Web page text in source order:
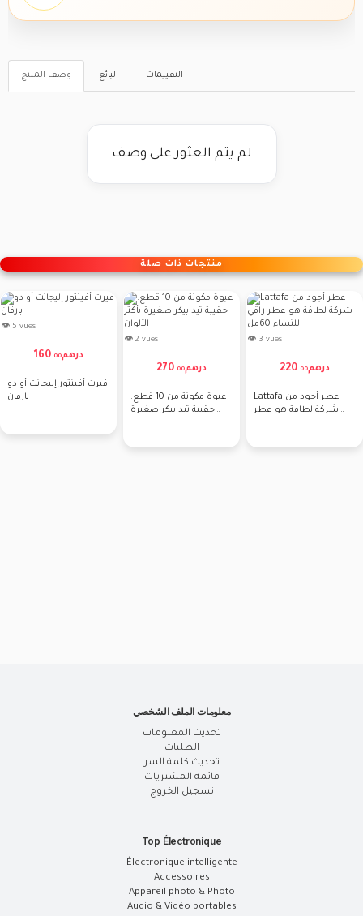
وصف المنتج البائع التقييمات
لم يتم العثور على وصف
منتجات ذات صلة
👁 5 vues
160. 00درهم
فيرت أفينتور إليجانت أو دو
بارفان
👁 2 vues
270. 00درهم
عبوة مكونة من 10 قطع:
حقيبة تيد بيكر صغيرة
👁 3 vues
220. 00درهم
Lattafa عطر أجود من
شركة لطافة هو عطر
معلومات الملف الشخصي
تحديث المعلومات
الطلبات
تحديث كلمة السر
قائمة المشتريات
تسجيل الخروج
Top Électronique
Électronique intelligente
Accessoires
Appareil photo & Photo
Audio & Vidéo portables